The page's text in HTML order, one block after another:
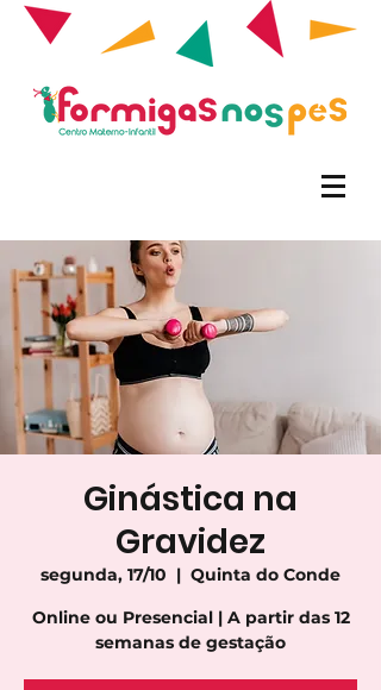
Ginástica na
Gravidez
segunda, 17/10
  |
Quinta do Conde
Online ou Presencial | A partir das 12
semanas de gestação